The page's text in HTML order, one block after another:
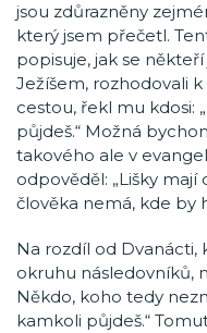
jsou zdůrazněny
který jsem přečetl.
popisuje, jak se
Ježíšem, rozhodovali
cestou, řekl mu kdosi:
půjdeš.“ Možná
takového ale v
odpověděl: „Lišky
člověka nemá, kde by
Na rozdíl od Dvanácti,
okruhu následovníků,
Někdo, koho tedy
kamkoli půjdeš.“